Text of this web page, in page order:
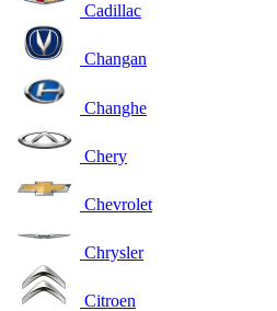
Cadillac
Changan
Changhe
Chery
Chevrolet
Chrysler
Citroen